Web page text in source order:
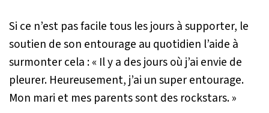
Si ce n’est pas facile tous les jours à supporter, le
soutien de son entourage au quotidien l’aide à
surmonter cela :« Il y a des jours où j’ai envie de
pleurer. Heureusement, j’ai un super entourage.
Mon mari et mes parents sont des rockstars. »